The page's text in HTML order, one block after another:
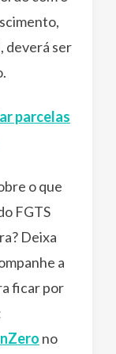
deverá ser
parcelas
o que
FGTS
Deixa
a
ficar por
no